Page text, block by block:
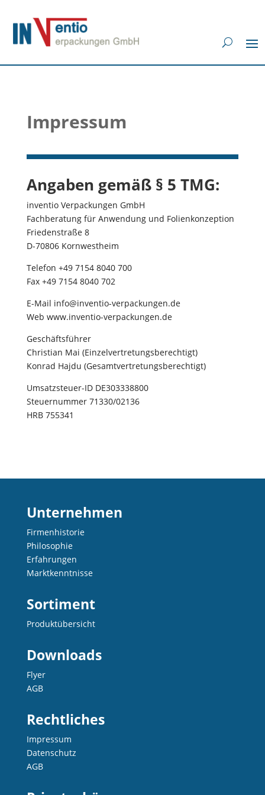
Impressum
Angaben gemäß § 5 TMG:
inventio Verpackungen GmbH
Fachberatung für Anwendung und Folienkonzeption
Friedenstraße 8
D-70806 Kornwestheim
Telefon +49 7154 8040 700
Fax +49 7154 8040 702
E-Mail info@inventio-verpackungen.de
Web www.inventio-verpackungen.de
Geschäftsführer
Christian Mai (Einzelvertretungsberechtigt)
Konrad Hajdu (Gesamtvertretungsberechtigt)
Umsatzsteuer-ID DE303338800
Steuernummer 71330/02136
HRB 755341
Unternehmen
Firmenhistorie
Philosophie
Erfahrungen
Marktkenntnisse
Sortiment
Produktübersicht
Downloads
Flyer
AGB
Rechtliches
Impressum
Datenschutz
AGB